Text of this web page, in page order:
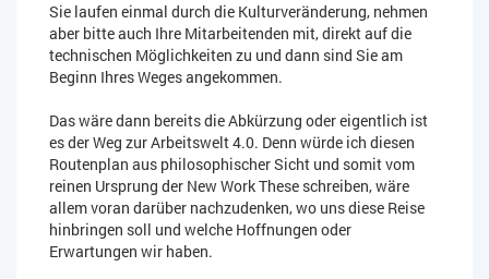
Sie laufen einmal durch die Kulturveränderung, nehmen
aber bitte auch Ihre Mitarbeitenden mit, direkt auf die
technischen Möglichkeiten zu und dann sind Sie am
Beginn Ihres Weges angekommen.
Das wäre dann bereits die Abkürzung oder eigentlich ist
es der Weg zur Arbeitswelt 4.0. Denn würde ich diesen
Routenplan aus philosophischer Sicht und somit vom
reinen Ursprung der New Work These schreiben, wäre
allem voran darüber nachzudenken, wo uns diese Reise
hinbringen soll und welche Hoffnungen oder
Erwartungen wir haben.